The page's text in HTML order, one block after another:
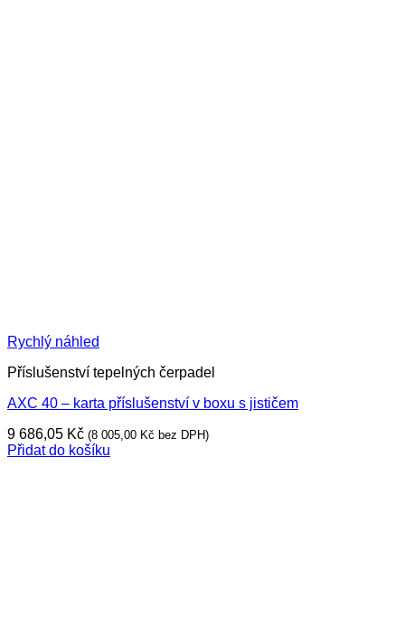
Rychlý náhled
Příslušenství tepelných čerpadel
AXC 40 – karta příslušenství v boxu s jističem
9 686,05 Kč (8 005,00 Kč bez DPH)
Přidat do košíku